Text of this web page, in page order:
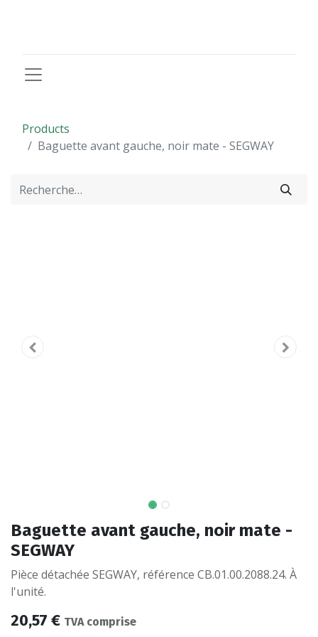
Products
Baguette avant gauche, noir mate - SEGWAY
Baguette avant gauche, noir mate -
SEGWAY
Pièce détachée SEGWAY, référence CB.01.00.2088.24. À
l'unité.
20,57 € TVA comprise